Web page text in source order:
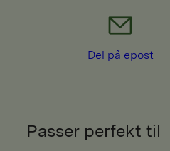
Del på epost
Passer perfekt til